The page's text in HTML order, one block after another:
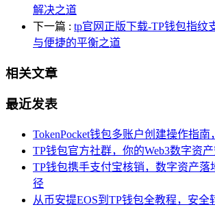
解决之道
下一篇 : tp官网正版下载-TP钱包指纹
与便捷的平衡之道
相关文章
最近发表
TokenPocket钱包多账户创建操作指
TP钱包官方社群，你的Web3数字资
TP钱包携手支付宝核销，数字资产落
径
从币安提EOS到TP钱包全教程，安全